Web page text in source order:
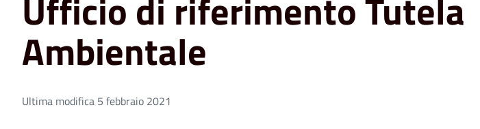
Ambientale
Ultima modifica 5 febbraio 2021